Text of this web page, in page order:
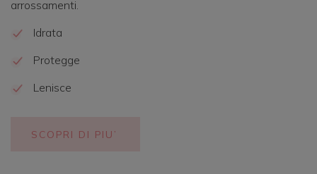
arrossamenti.
Idrata
Protegge
Lenisce
SCOPRI DI PIU’